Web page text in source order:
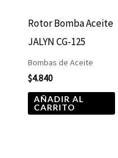
Rotor Bomba Aceite
JALYN CG-125
Bombas de Aceite
$4.840
AÑADIR AL
CARRITO